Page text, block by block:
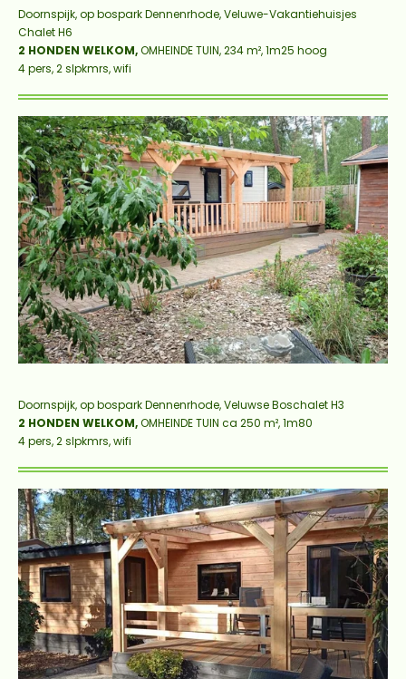
Doornspijk, op bospark Dennenrhode, Veluwe-Vakantiehuisjes
Chalet H6
2 HONDEN WELKOM,OMHEINDE TUIN, 234 m², 1m25 hoog
4 pers, 2 slpkmrs, wifi
Doornspijk, op bospark Dennenrhode,Veluwse Boschalet H3
2 HONDEN WELKOM,OMHEINDE TUIN ca 250 m², 1m80
4 pers, 2 slpkmrs, wifi